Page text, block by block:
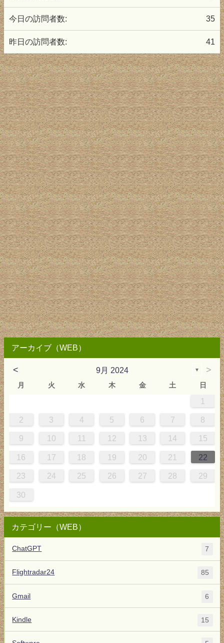
35
今日の訪問者数:
41
昨日の訪問者数:
アーカイブ（WEB）
< 9月 2024 ▼ >
月 火 水 木 金 土 日
1
2 3 4 5 6 7 8
9 10 11 12 13 14 15
16 17 18 19 20 21 22
23 24 25 26 27 28 29
30
カテゴリー（WEB）
ChatGPT 7
Flightradar24 85
Gmail 6
Kindle 15